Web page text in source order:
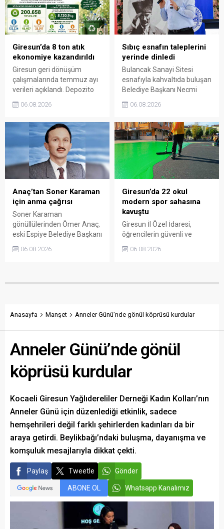
üstlendiği tarihi
sorumluluğun gelecek
nesillere doğru anlatılması
gerektiğini söyledi.
Giresun’da 8 ton atık
ekonomiye kazandırıldı
Giresun geri dönüşüm
çalışmalarında temmuz ayı
verileri açıklandı. Depozito
uygulamasına destek veren
ambalajın çöpe gitmesini
06.08.2026
Sıbıç esnafın taleplerini
yerinde dinledi
Bulancak Sanayi Sitesi
esnafıyla kahvaltıda buluşan
Belediye Başkanı Necmi
planlanan çalışmaları
da yaşadığı sorunları ve
beklentilerini doğrudan
Başkan Sıbıç’a aktardı.
06.08.2026
Anaç’tan Soner Karaman
için anma çağrısı
Soner Karaman
gönüllülerinden Ömer Anaç,
eski Espiye Belediye Başkanı
34’üncü yılı dolayısıyla
kaybetmiş tüm belediye
06.08.2026
Giresun’da 22 okul
modern spor sahasına
kavuştu
Giresun İl Özel İdaresi,
öğrencilerin güvenli ve
yapabilmesi amacıyla 22
dönüştürdü. Tamamlanan
yatırımlar arasında yerini
06.08.2026
Anasayfa Manşet Anneler Günü’nde gönül köprüsü kurdular
Anneler Günü’nde gönül
köprüsü kurdular
Kocaeli Giresun Yağlıdereliler Derneği Kadın Kolları’nın
Anneler Günü için düzenlediği etkinlik, sadece
hemşehrileri değil farklı şehirlerden kadınları da bir
araya getirdi. Beylikbağı’ndaki buluşma, dayanışma ve
komşuluk mesajlarıyla dikkat çekti.
Paylaş Tweetle Gönder
ABONE OL Whatsapp Kanalımız